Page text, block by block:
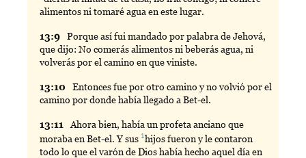
alimentos ni tomaré agua en este lugar.
13:9 Porqueasí fui mandado por palabra de Jehová,
que dijo: No comerás alimentos ni beberás agua, ni
volverás por el camino en que viniste.
13:10 Entoncesfue por otro camino y no volvió por el
camino por donde había llegado a Bet-el.
13:11 Ahorabien, había un profeta anciano que
moraba en Bet-el. Y sus1hijosfueron y le contaron
todo lo que el varón de Dios había hecho aquel día en